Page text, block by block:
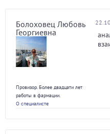
Болоховец Любовь
Георгиевна
Провизор. Более двадцати лет
работы в фармации.
О специалисте